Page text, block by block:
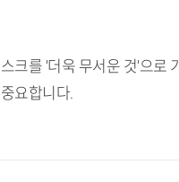
크를 '더욱 무서운 것'으로
요합니다.